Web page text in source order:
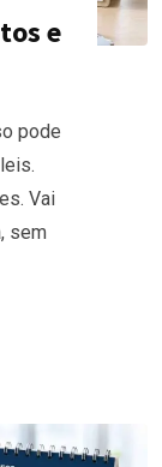
e
pode
Vai
sem